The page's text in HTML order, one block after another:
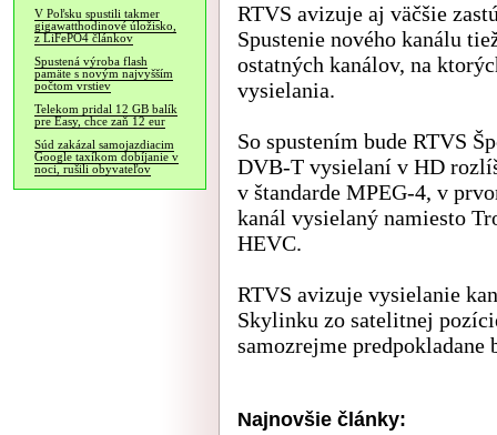
V Poľsku spustili takmer
gigawatthodinové úložisko,
z LiFePO4 článkov
Spustená výroba flash
pamäte s novým najvyšším
počtom vrstiev
Telekom pridal 12 GB balík
pre Easy, chce zaň 12 eur
Súd zakázal samojazdiacim
Google taxíkom dobíjanie v
noci, rušili obyvateľov
RTVS avizuje aj väčšie
Spustenie nového kanálu
ostatných kanálov, na
vysielania.
So spustením bude RTVS
DVB-T vysielaní v HD
v štandarde MPEG-4, v
kanál vysielaný namiesto
HEVC.
RTVS avizuje vysielanie
Skylinku zo satelitnej
samozrejme
Najnovšie články: